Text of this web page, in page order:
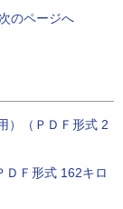
のページへ
）（ＰＤＦ形式 2
Ｆ形式 162キロ